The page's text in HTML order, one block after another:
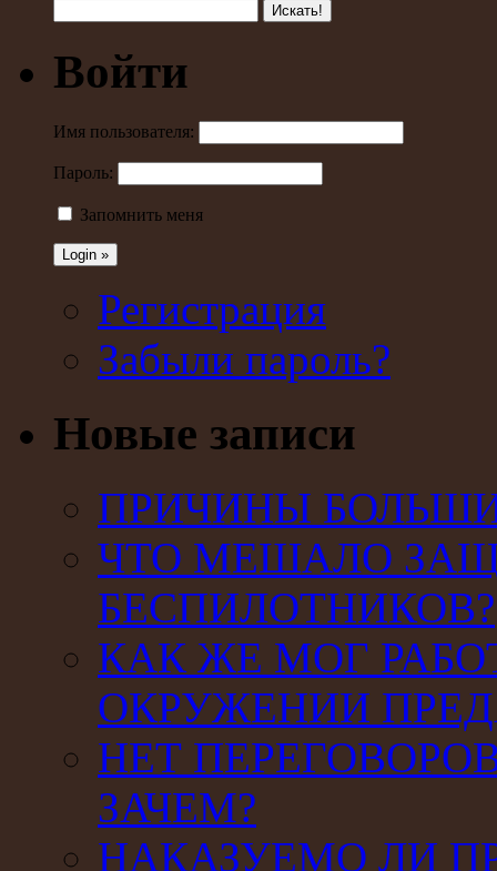
Войти
Имя пользователя:
Пароль:
Запомнить меня
Регистрация
Забыли пароль?
Новые записи
ПРИЧИНЫ
ЧТО МЕШАЛО
БЕСПИЛОТНИКОВ?
КАК ЖЕ МОГ
ОКРУЖЕНИИ
НЕТ
ЗАЧЕМ?
НАКАЗУЕМО ЛИ